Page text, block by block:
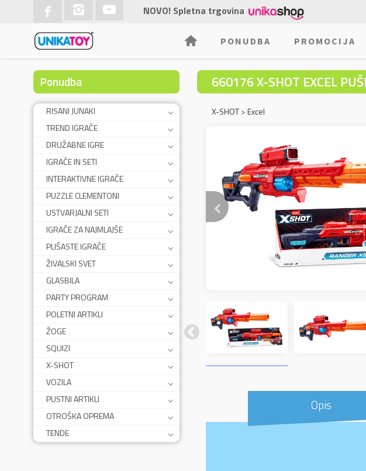
NOVO! Spletna trgovina
PONUDBA PROMOCIJA
Ponudba
RISANI JUNAKI
TREND IGRAČE
DRUŽABNE IGRE
IGRAČE IN SETI
INTERAKTIVNE IGRAČE
PUZZLE CLEMENTONI
USTVARJALNI SETI
IGRAČE ZA NAJMLAJŠE
PLIŠASTE IGRAČE
ŽIVALSKI SVET
GLASBILA
PARTY PROGRAM
POLETNI ARTIKLI
ŽOGE
SQUIZI
X-SHOT
VOZILA
PUSTNI ARTIKLI
OTROŠKA OPREMA
TENDE
660176 X-SHOT EXCEL
X-SHOT>Excel
Opis